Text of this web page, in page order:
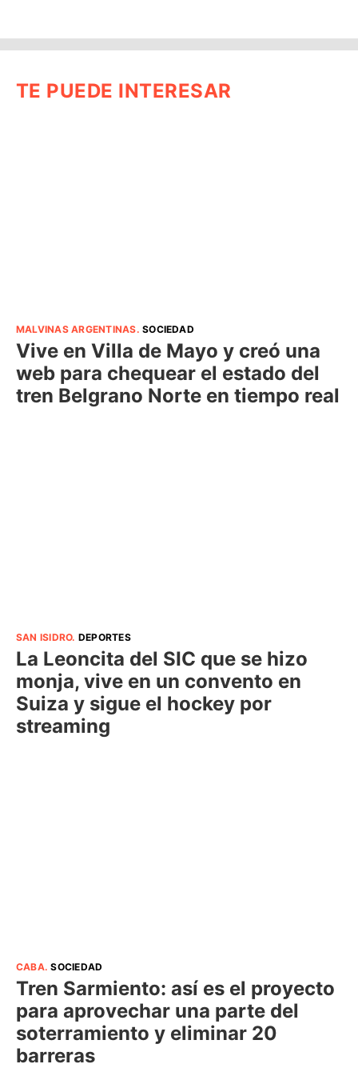
TE PUEDE INTERESAR
MALVINAS ARGENTINAS.SOCIEDAD
Vive en Villa de Mayo y creó una
web para chequear el estado del
tren Belgrano Norte en tiempo real
SAN ISIDRO. DEPORTES
La Leoncita del SIC que se hizo
monja, vive en un convento en
Suiza y sigue el hockey por
streaming
CABA.SOCIEDAD
Tren Sarmiento: así es el proyecto
para aprovechar una parte del
soterramiento y eliminar 20
barreras